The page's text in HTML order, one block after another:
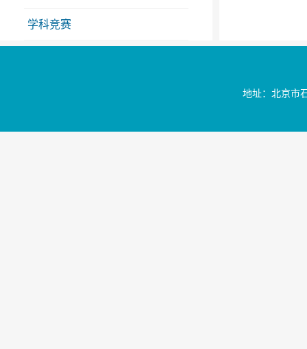
学科竞赛
地址：北京市